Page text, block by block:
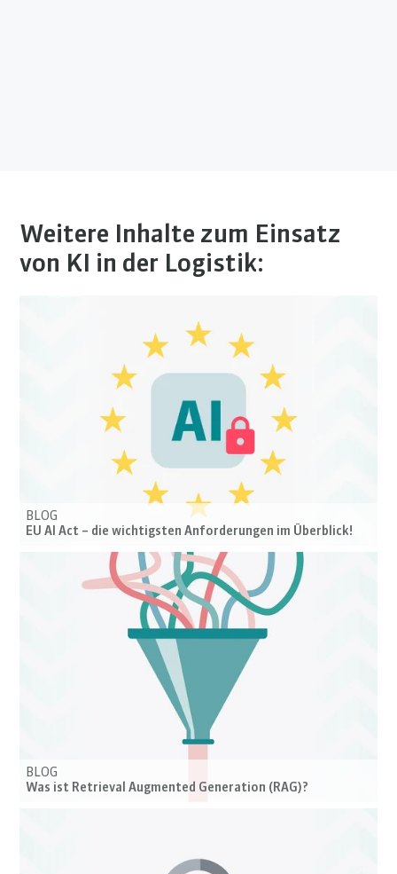
Weitere Inhalte zum Einsatz
von KI in der Logistik:
BLOG
EU AI Act – die wichtigsten Anforderungen im Überblick!
BLOG
Was ist Retrieval Augmented Generation (RAG)?